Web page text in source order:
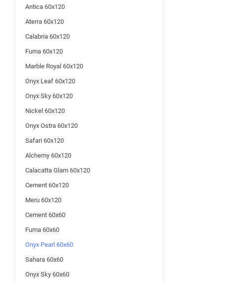
Antica 60x120
Aterra 60x120
Calabria 60x120
Fuma 60x120
Marble Royal 60x120
Onyx Leaf 60x120
Onyx Sky 60x120
Nickel 60x120
Onyx Ostra 60x120
Safari 60x120
Alchemy 60x120
Calacatta Glam 60x120
Cement 60x120
Meru 60x120
Cement 60x60
Fuma 60x60
Onyx Pearl 60x60
Sahara 60x60
Onyx Sky 60x60